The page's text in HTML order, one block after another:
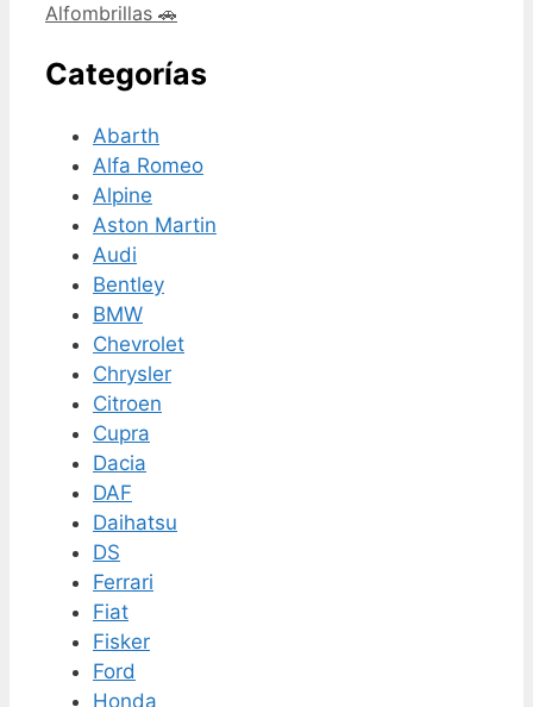
Alfombrillas 🚗
Categorías
Abarth
Alfa Romeo
Alpine
Aston Martin
Audi
Bentley
BMW
Chevrolet
Chrysler
Citroen
Cupra
Dacia
DAF
Daihatsu
DS
Ferrari
Fiat
Fisker
Ford
Honda